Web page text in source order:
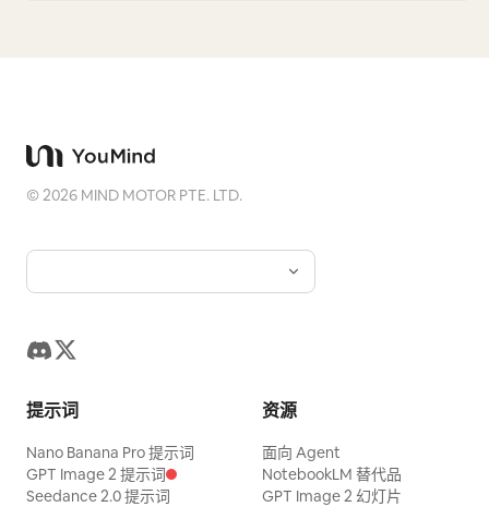
©2026 MIND MOTOR PTE. LTD.
提示词
Nano Banana Pro 提示词
GPT Image 2 提示词
Seedance 2.0 提示词
资源
面向 Agent
NotebookLM 替代品
GPT Image 2 幻灯片